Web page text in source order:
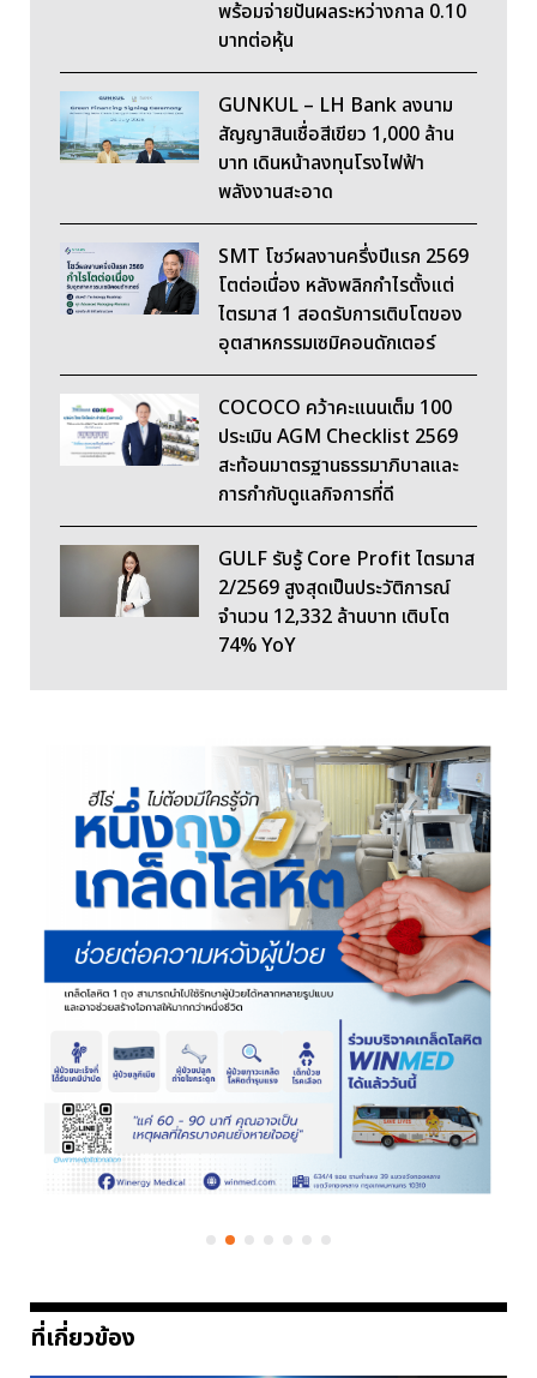
พร้อมจ่ายปันผลระหว่างกาล 0.10
บาทต่อหุ้น
GUNKUL – LH Bank ลงนาม
สัญญาสินเชื่อสีเขียว 1,000 ล้าน
บาท เดินหน้าลงทุนโรงไฟฟ้า
พลังงานสะอาด
SMT โชว์ผลงานครึ่งปีแรก 2569
โตต่อเนื่อง หลังพลิกกำไรตั้งแต่
ไตรมาส 1 สอดรับการเติบโตของ
อุตสาหกรรมเซมิคอนดักเตอร์
COCOCO คว้าคะแนนเต็ม 100
ประเมิน AGM Checklist 2569
สะท้อนมาตรฐานธรรมาภิบาลและ
การกำกับดูแลกิจการที่ดี
GULF รับรู้ Core Profit ไตรมาส
2/2569 สูงสุดเป็นประวัติการณ์
จำนวน 12,332 ล้านบาท เติบโต
74% YoY
ที่เกี่ยวข้อง